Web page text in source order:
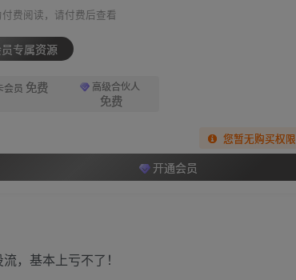
付费阅读，请付费后查看
专属资源
会员 免费 高级合伙人
免费
您暂无购买权
开通会员
，基本上亏不了！